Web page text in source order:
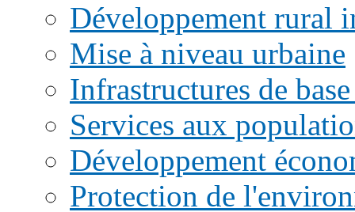
Développement rural
Mise à niveau urbaine
Infrastructures de
Services aux
Développement
Protection de